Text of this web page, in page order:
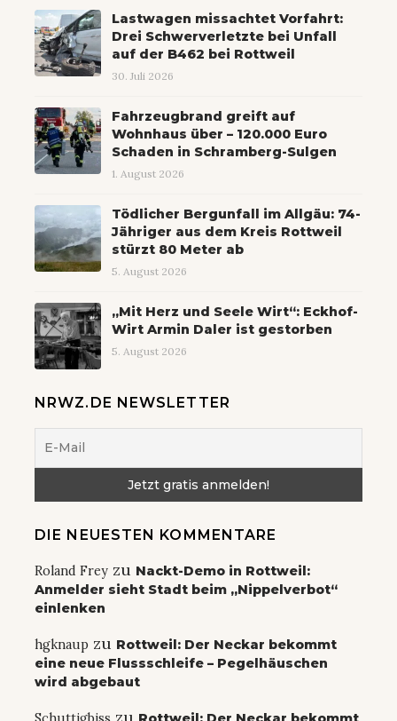
Lastwagen missachtet Vorfahrt:
Drei Schwerverletzte bei Unfall
auf der B462 bei Rottweil
30. Juli 2026
Fahrzeugbrand greift auf
Wohnhaus über – 120.000 Euro
Schaden in Schramberg-Sulgen
1. August 2026
Tödlicher Bergunfall im Allgäu: 74-
Jähriger aus dem Kreis Rottweil
stürzt 80 Meter ab
5. August 2026
„Mit Herz und Seele Wirt“: Eckhof-
Wirt Armin Daler ist gestorben
5. August 2026
NRWZ.DE NEWSLETTER
DIE NEUESTEN KOMMENTARE
Roland Frey zu Nackt-Demo in Rottweil:
Anmelder sieht Stadt beim „Nippelverbot“
einlenken
hgknaup zu Rottweil: Der Neckar bekommt
eine neue Flussschleife – Pegelhäuschen
wird abgebaut
zu